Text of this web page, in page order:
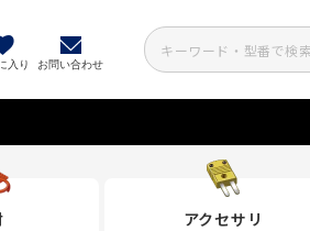
入り お問い合わせ
アクセサリ